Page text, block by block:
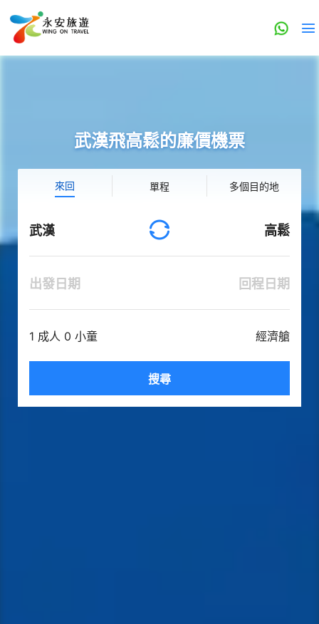
武漢飛高鬆的廉價機票
來回 單程 多個目的地
武漢 高鬆
出發日期 回程日期
1 成人 0 小童 經濟艙
搜尋